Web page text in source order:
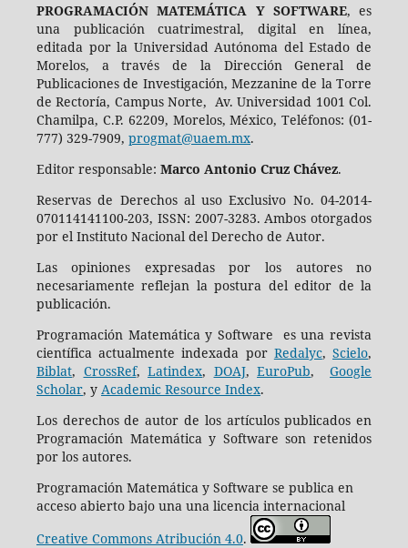
PROGRAMACIÓN MATEMÁTICA Y SOFTWARE, es
una publicación cuatrimestral, digital en línea,
editada por la Universidad Autónoma del Estado de
Morelos, a través de la Dirección General de
Publicaciones de Investigación, Mezzanine de la Torre
de Rectoría, Campus Norte, Av. Universidad 1001 Col.
Chamilpa, C.P. 62209, Morelos, México, Teléfonos: (01-
777) 329-7909, progmat@uaem.mx.
Editor responsable: Marco Antonio Cruz Chávez.
Reservas de Derechos al uso Exclusivo No. 04-2014-
070114141100-203, ISSN: 2007-3283. Ambos otorgados
por el Instituto Nacional del Derecho de Autor.
Las opiniones expresadas por los autores no
necesariamente reflejan la postura del editor de la
publicación.
Programación Matemática y Software es una revista
científica actualmente indexada por Redalyc,Scielo,
Biblat, CrossRef,Latindex, DOAJ,EuroPub,Google
Scholar, y Academic Resource Index.
Los derechos de autor de los artículos publicados en
Programación Matemática y Software son retenidos
por los autores.
Programación Matemática y Software se publica en
acceso abierto bajo una una licencia internacional
Creative Commons Atribución 4.0.